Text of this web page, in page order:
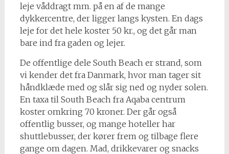
leje våddragt mm. på en af de mange
dykkercentre, der ligger langs kysten. En dags
leje for det hele koster 50 kr., og det går man
bare ind fra gaden og lejer.
De offentlige dele South Beach er strand, som
vi kender det fra Danmark, hvor man tager sit
håndklæde med og slår sig ned og nyder solen.
En taxa til South Beach fra Aqaba centrum
koster omkring 70 kroner. Der går også
offentlig busser, og mange hoteller har
shuttlebusser, der kører frem og tilbage flere
gange om dagen. Mad, drikkevarer og snacks